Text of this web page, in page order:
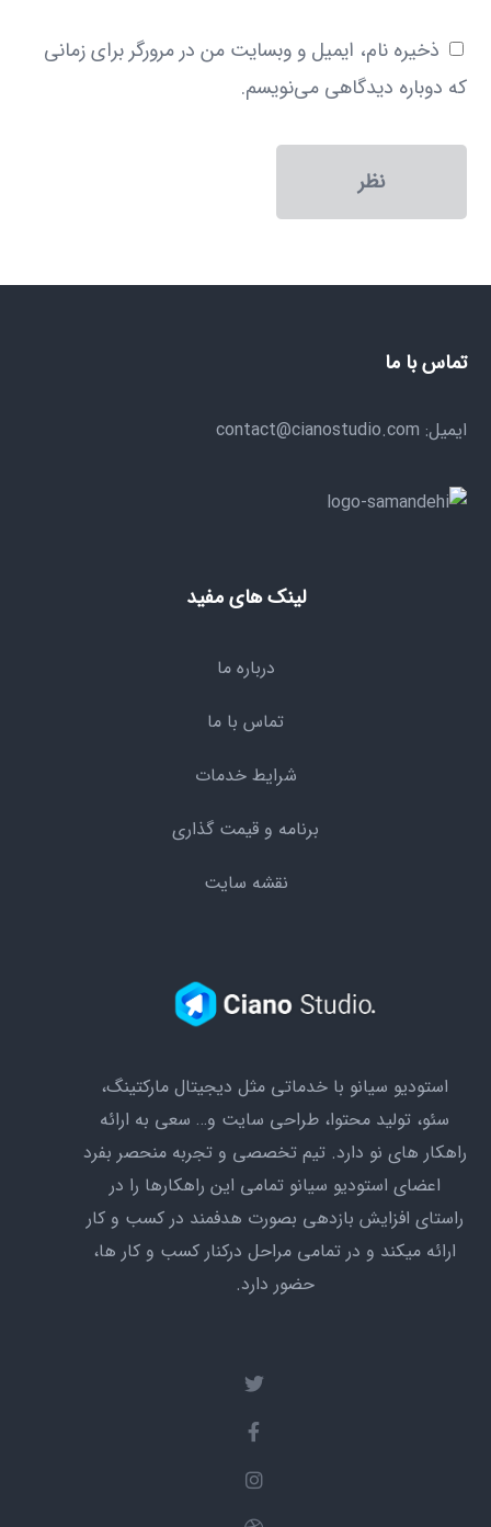
ذخیره نام، ایمیل و وبسایت من در مرورگر برای زمانی
که دوباره دیدگاهی می‌نویسم.
تماس با ما
ایمیل: contact@cianostudio.com
لینک های مفید
درباره ما
تماس با ما
شرایط خدمات
برنامه و قیمت گذاری
نقشه سایت
استودیو سیانو با خدماتی مثل دیجیتال مارکتینگ،
سئو،‌ تولید محتوا، طراحی سایت و… سعی به ارائه
راهکار های نو دارد. تیم تخصصی و تجربه منحصر بفرد
اعضای استودیو سیانو تمامی این راهکارها را در
راستای افزایش بازدهی بصورت هدفمند در کسب و کار
ارائه میکند و در تمامی مراحل درکنار کسب و کار ها،
حضور دارد.